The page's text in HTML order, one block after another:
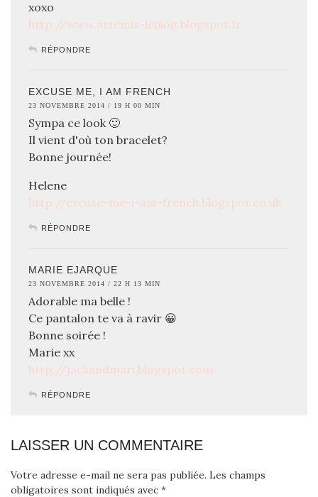
xoxo
http://www.artemis-leblog.blogspot.fr
RÉPONDRE
EXCUSE ME, I AM FRENCH
23 NOVEMBRE 2014 / 19 H 00 MIN
Sympa ce look 🙂
Il vient d'où ton bracelet?
Bonne journée!
Helene
http://excuse-me-i-am-french.blogspot.co.uk
RÉPONDRE
MARIE EJARQUE
23 NOVEMBRE 2014 / 22 H 13 MIN
Adorable ma belle !
Ce pantalon te va à ravir 😀
Bonne soirée !
Marie xx
http://jackandmari.blogspot.com
RÉPONDRE
LAISSER UN COMMENTAIRE
Votre adresse e-mail ne sera pas publiée. Les champs
obligatoires sont indiqués avec *